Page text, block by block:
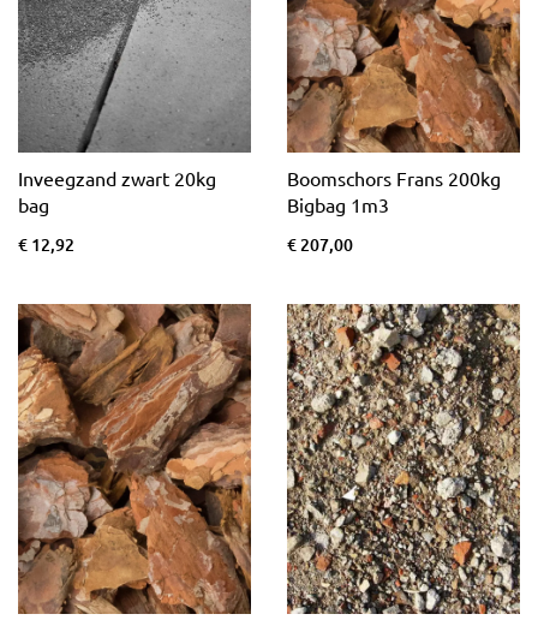
Inveegzand zwart 20kg
bag
€ 12,92
Boomschors Frans 200kg
Bigbag 1m3
€ 207,00